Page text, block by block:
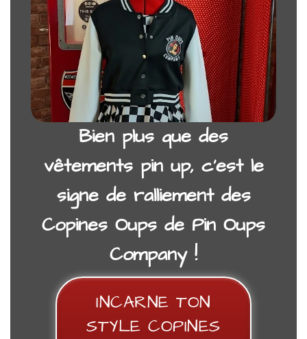
Veste Teddy Noire – « La Team Copines
Oups » – Signature OOPS
Bien plus que des
vêtements pin up, c’est le
signe de ralliement des
Copines Oups de Pin Oups
Company !
INCARNE TON
STYLE COPINES